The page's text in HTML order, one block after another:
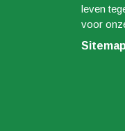
leven
voor
Sitemap